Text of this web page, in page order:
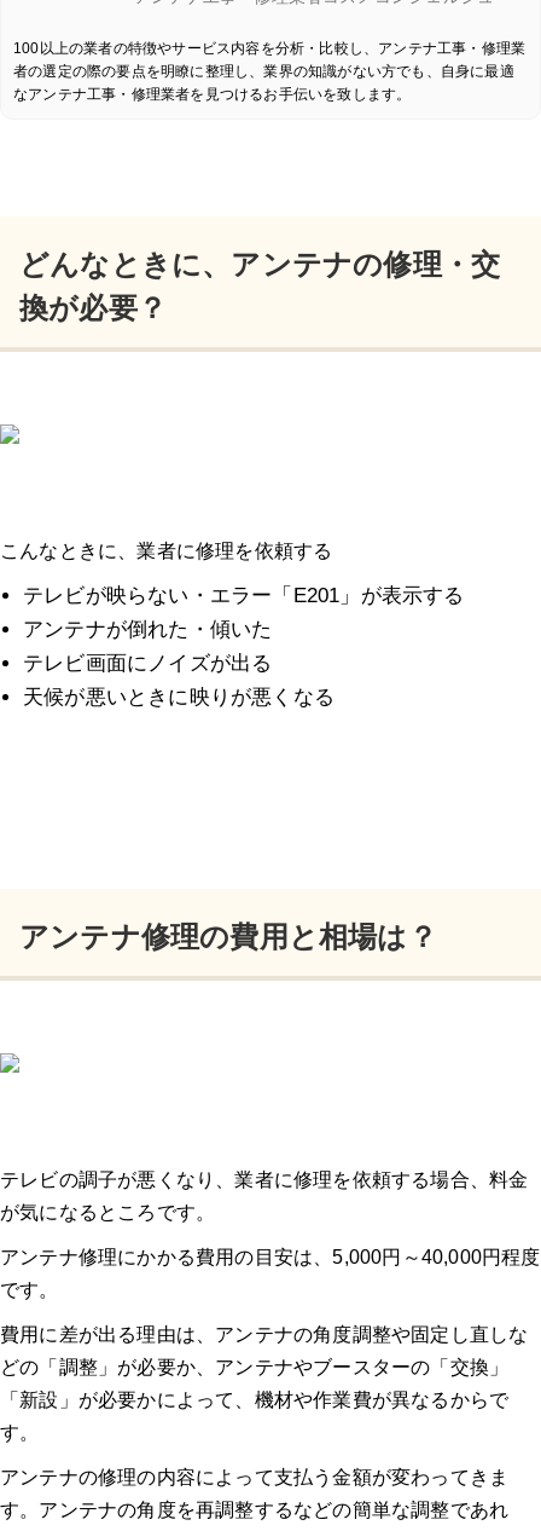
100以上の業者の特徴やサービス内容を分析・比較し、アンテナ工事・修理業
者の選定の際の要点を明瞭に整理し、業界の知識がない方でも、自身に最適
なアンテナ工事・修理業者を見つけるお手伝いを致します。
どんなときに、アンテナの修理・交
換が必要？
こんなときに、業者に修理を依頼する
テレビが映らない・エラー「E201」が表示する
アンテナが倒れた・傾いた
テレビ画面にノイズが出る
天候が悪いときに映りが悪くなる
アンテナ修理の費用と相場は？
テレビの調子が悪くなり、業者に修理を依頼する場合、料金
が気になるところです。
アンテナ修理にかかる費用の目安は、5,000円～40,000円程度
です。
費用に差が出る理由は、アンテナの角度調整や固定し直しな
どの「調整」が必要か、アンテナやブースターの「交換」
「新設」が必要かによって、機材や作業費が異なるからで
す。
アンテナの修理の内容によって支払う金額が変わってきま
す。アンテナの角度を再調整するなどの簡単な調整であれ